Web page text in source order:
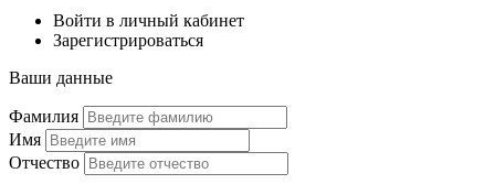
Войти в личный кабинет
Зарегистрироваться
Ваши данные
Фамилия
Имя
Отчество